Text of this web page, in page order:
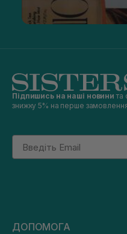
Підпишись на наші новини та
знижку 5% на перше
Email
ДОПОМОГА